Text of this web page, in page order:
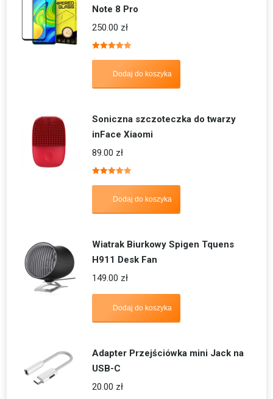
Note 8 Pro
250.00 zł
5.00
Dodaj do koszyka
Soniczna szczoteczka do twarzy
inFace Xiaomi
89.00 zł
5.00
Dodaj do koszyka
Wiatrak Biurkowy Spigen Tquens
H911 Desk Fan
149.00 zł
Dodaj do koszyka
Adapter Przejściówka mini Jack na
USB-C
20.00 zł